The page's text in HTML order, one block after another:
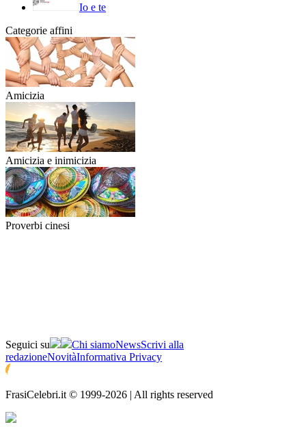
Io e te
Categorie affini
Amicizia
Amicizia e inimicizia
Proverbi cinesi
Seguici su Chi siamoNewsScrivi alla
redazioneNovitàInformativa Privacy
FrasiCelebri.it © 1999-2026 | All rights reserved